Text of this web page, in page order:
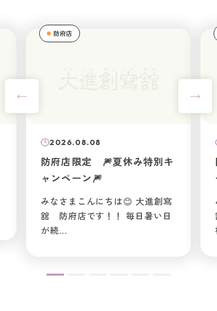
2026.08.08
防府店限定 🎆夏休み特別キ
ャンペーン🎆
みなさまこんにちは😊 大進創寫
舘 防府店です！！ 毎日暑い日
防府店
防府
みな
舘防
様ど
防府店